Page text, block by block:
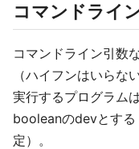
コマンドライ
コマンドライン引数
（ハイフンはいらな
実行するプログラム
booleanのdevとする
定）。